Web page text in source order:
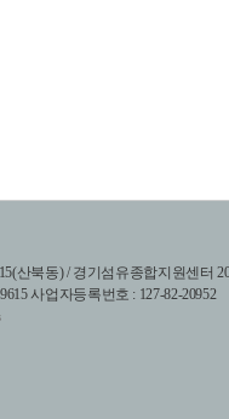
산북동) / 경기섬유종합지원센터
사업자등록번호 : 127-82-20952